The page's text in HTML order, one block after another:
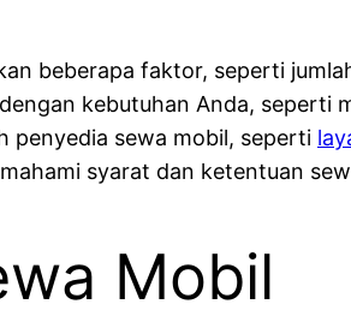
beberapa faktor, seperti
kebutuhan Anda, seperti
penyedia sewa mobil, seperti
syarat dan ketentuan
Mobil